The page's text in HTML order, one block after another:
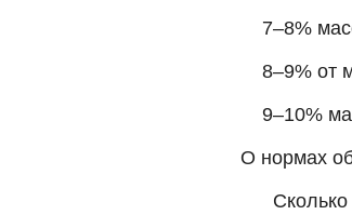
7–8%
8–9% от
9–10%
О нормах